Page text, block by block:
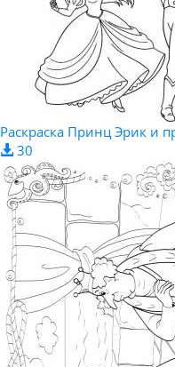
Раскраска Принц Эрик и
30